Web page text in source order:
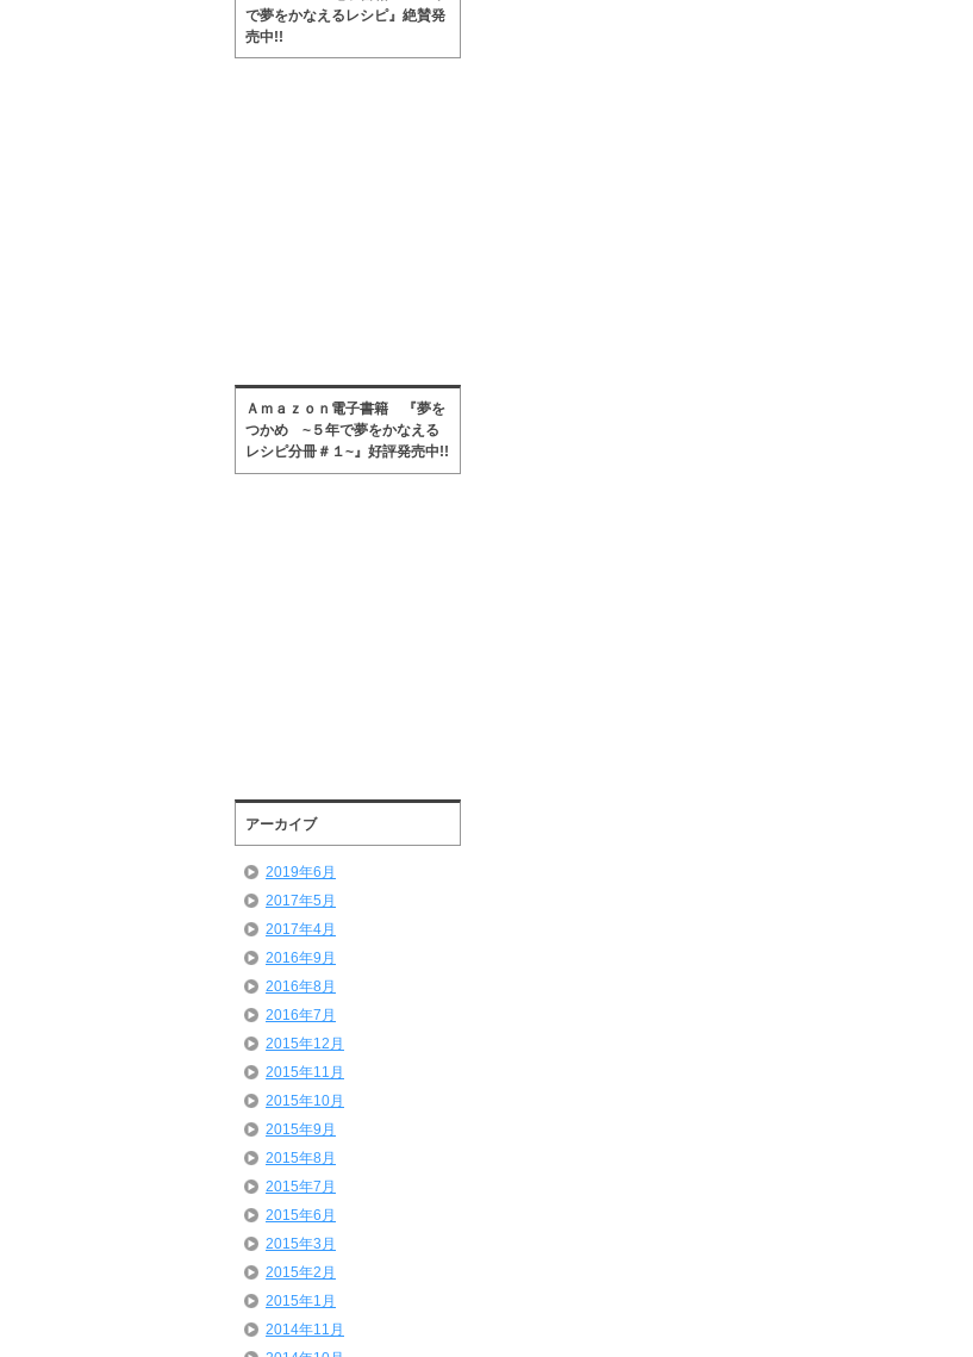
で夢をかなえるレシピ』絶賛発
売中!!
Ａｍａｚｏｎ電子書籍 『夢を
つかめ ~５年で夢をかなえる
レシピ分冊＃１~』好評発売中!!
アーカイブ
2019年6月
2017年5月
2017年4月
2016年9月
2016年8月
2016年7月
2015年12月
2015年11月
2015年10月
2015年9月
2015年8月
2015年7月
2015年6月
2015年3月
2015年2月
2015年1月
2014年11月